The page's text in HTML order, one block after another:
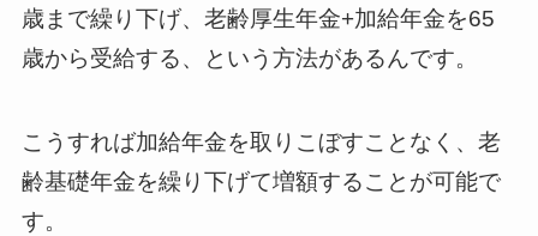
歳まで繰り下げ、老齢厚生年金+加給年金を65
歳から受給する、という方法があるんです。
こうすれば加給年金を取りこぼすことなく、老
齢基礎年金を繰り下げて増額することが可能で
す。